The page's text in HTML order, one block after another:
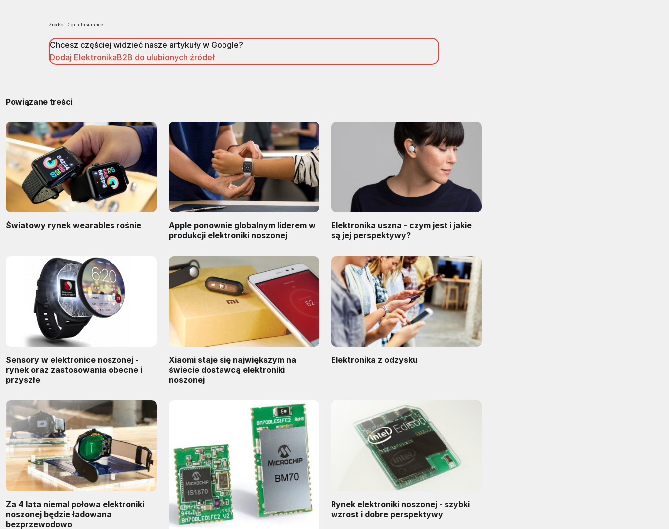
źródło: DigitalInsurance
Chcesz częściej widzieć nasze artykuły w Google?
Dodaj ElektronikaB2B do ulubionych źródeł
Powiązane treści
Światowy rynek wearables rośnie
Apple ponownie globalnym liderem w
produkcji elektroniki noszonej
Elektronika uszna - czym jest i jakie
są jej perspektywy?
Sensory w elektronice noszonej -
rynek oraz zastosowania obecne i
przyszłe
Xiaomi staje się największym na
świecie dostawcą elektroniki
noszonej
Elektronika z odzysku
Za 4 lata niemal połowa elektroniki
noszonej będzie ładowana
bezprzewodowo
Rynek elektroniki noszonej - szybki
wzrost i dobre perspektywy